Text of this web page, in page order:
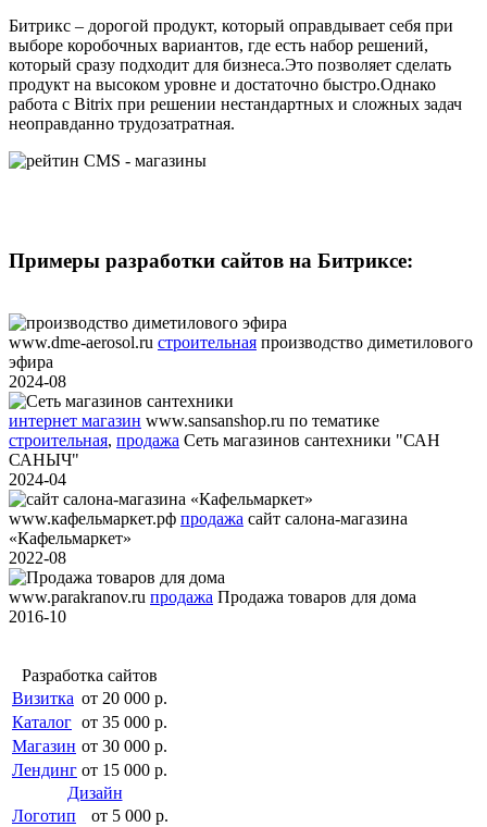
Битрикс – дорогой продукт, который оправдывает себя при
выборе коробочных вариантов, где есть набор решений,
который сразу подходит для бизнеса.Это позволяет сделать
продукт на высоком уровне и достаточно быстро.Однако
работа с Bitrix при решении нестандартных и сложных задач
неоправданно трудозатратная.
Примеры разработки сайтов на Битриксе:
www.dme-aerosol.ru строительная производство диметилового
эфира
2024-08
интернет магазин www.sansanshop.ru по тематике
строительная, продажа Сеть магазинов сантехники "САН
САНЫЧ"
2024-04
www.кафельмаркет.рф продажа сайт салона-магазина
«Кафельмаркет»
2022-08
www.parakranov.ru продажа Продажа товаров для дома
2016-10
Разработка сайтов
Визитка от 20 000 р.
Каталог от 35 000 р.
Магазин от 30 000 р.
Лендинг от 15 000 р.
Дизайн
Логотип
от 5 000 р.